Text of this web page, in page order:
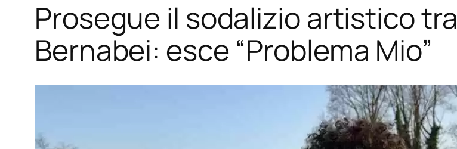
Prosegue il sodalizio artistico
Bernabei: esce “Problema Mio”